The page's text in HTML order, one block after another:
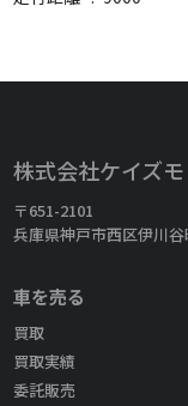
株式会社ケイズ
〒651-2101
兵庫県神戸市西区伊川
車を売る
買取
買取実績
委託販売